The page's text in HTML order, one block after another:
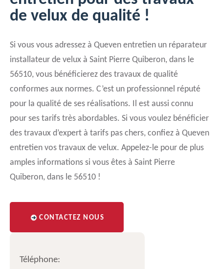
de velux de qualité !
Si vous vous adressez à Queven entretien un réparateur
installateur de velux à Saint Pierre Quiberon, dans le
56510, vous bénéficierez des travaux de qualité
conformes aux normes. C’est un professionnel réputé
pour la qualité de ses réalisations. Il est aussi connu
pour ses tarifs très abordables. Si vous voulez bénéficier
des travaux d’expert à tarifs pas chers, confiez à Queven
entretien vos travaux de velux. Appelez-le pour de plus
amples informations si vous êtes à Saint Pierre
Quiberon, dans le 56510 !
CONTACTEZ NOUS
Téléphone: